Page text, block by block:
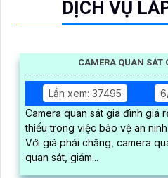
DỊCH VỤ
CAMERA QUAN SÁT
Lần xem: 37495
Camera quan sát gia đình giá
thiếu trong việc bảo vệ an
Với giá phải chăng, camera
quan sát, giám...